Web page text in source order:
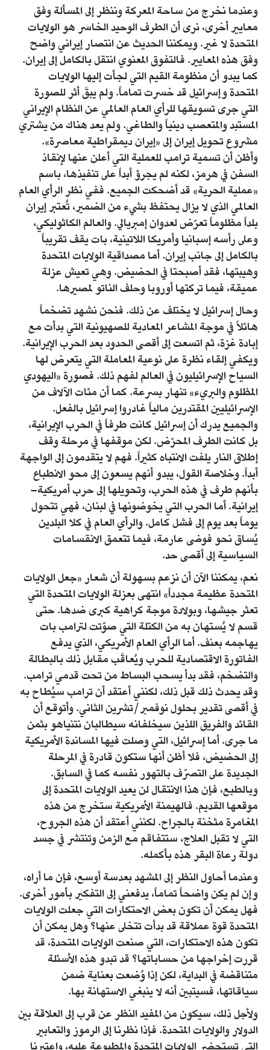
وعندما نخرج من ساحة المعركة وننظر إلى المسألة وفق
معايير أخرى، نرى أن الطرف الوحيد الخاسر هو الولايات
المتحدة لا غير. ويمكننا الحديث عن انتصار إيراني واضح
وفق هذه المعايير. فالتفوق المعنوي انتقل بالكامل إلى إيران.
كما يبدو أن منظومة القيم التي لجأت إليها الولايات
المتحدة وإسرائيل قد خسرت تماماً. ولم يبقَ أثر للصورة
التي جرى تسويقها للرأي العام العالمي عن النظام الإيراني
المستبد والمتعصب دينياً والطاغي. ولم يعد هناك من يشتري
مشروع تحويل إيران إلى «إيران ديمقراطية معاصرة».
وأظن أن تسمية ترامب للعملية التي أعلن عنها لإنقاذ
السفن في هرمز، لكنه لم يجرؤ أبداً على تنفيذها، باسم
«عملية الحرية» قد أضحكت الجميع. ففي نظر الرأي العام
العالمي الذي لا يزال يحتفظ بشيء من الضمير، تُعتبر إيران
بلداً مظلوماً تعرّض لعدوان إمبريالي. والعالم الكاثوليكي،
وعلى رأسه إسبانيا وأمريكا اللاتينية، بات يقف تقريباً
بالكامل إلى جانب إيران. أما مصداقية الولايات المتحدة
وهيبتها، فقد أصبحتا في الحضيض. وهي تعيش عزلة
عميقة، فيما تركتها أوروبا وحلف الناتو لمصيرها.
وحال إسرائيل لا يختلف عن ذلك. فنحن نشهد تضخماً
هائلاً في موجة المشاعر المعادية للصهيونية التي بدأت مع
إبادة غزة، ثم اتسعت إلى أقصى الحدود بعد الحرب الإيرانية.
ويكفي إلقاء نظرة على نوعية المعاملة التي يتعرض لها
السياح الإسرائيليون في العالم لفهم ذلك. فصورة «اليهودي
المظلوم والبريء» تنهار بسرعة. كما أن مئات الآلاف من
الإسرائيليين المقتدرين مالياً غادروا إسرائيل بالفعل.
والجميع يدرك أن إسرائيل كانت طرفاً في الحرب الإيرانية،
بل كانت الطرف المحرّض. لكن موقفها في مرحلة وقف
إطلاق النار يلفت الانتباه كثيراً. فهم لا يتقدمون إلى الواجهة
أبداً. وخلاصة القول، يبدو أنهم يسعون إلى محو الانطباع
بأنهم طرف في هذه الحرب، وتحويلها إلى حرب أمريكية–
إيرانية. أما الحرب التي يخوضونها في لبنان، فهي تتحول
يوماً بعد يوم إلى فشل كامل. والرأي العام في كلا البلدين
يُساق نحو فوضى عارمة، فيما تتعمق الانقسامات
السياسية إلى أقصى حد.
نعم، يمكننا الآن أن نزعم بسهولة أن شعار «جعل الولايات
المتحدة عظيمة مجدداً» انتهى بعزلة الولايات المتحدة التي
تعثر جيشها، وبولادة موجة كراهية كبرى ضدها. حتى
قسم لا يُستهان به من الكتلة التي صوّتت لترامب بات
يهاجمه بعنف. أما الرأي العام الأمريكي، الذي يدفع
الفاتورة الاقتصادية للحرب ويُعاقَب مقابل ذلك بالبطالة
والتضخم، فقد بدأ يسحب البساط من تحت قدمي ترامب.
وقد يحدث ذلك قبل ذلك، لكنني أعتقد أن ترامب سيُطاح به
في أقصى تقدير بحلول نوفمبر/تشرين الثاني. وأتوقع أن
القائد والفريق اللذين سيخلفانه سيطالبان نتنياهو بثمن
ما جرى. أما إسرائيل، التي وصلت فيها المساندة الأمريكية
إلى الحضيض، فلا أظن أنها ستكون قادرة في المرحلة
الجديدة على التصرّف بالتهور نفسه كما في السابق.
وبالطبع، فإن هذا الانتقال لن يعيد الولايات المتحدة إلى
موقعها القديم. فالهيمنة الأمريكية ستخرج من هذه
المغامرة مثخنة بالجراح. لكنني أعتقد أن هذه الجروح،
التي لا تقبل العلاج، ستتفاقم مع الزمن وتنتشر في جسد
دولة رعاة البقر هذه بأكمله.
وعندما أحاول النظر إلى المشهد بعدسة أوسع، فإن ما أراه،
وإن لم يكن واضحاً تماماً، يدفعني إلى التفكير بأمور أخرى.
فهل يمكن أن تكون بعض الاحتكارات التي جعلت الولايات
المتحدة قوة عملاقة قد بدأت تتخلى عنها؟ وهل يمكن أن
تكون هذه الاحتكارات، التي صنعت الولايات المتحدة، قد
قررت إخراجها من حساباتها؟ قد تبدو هذه الأسئلة
متناقضة في البداية، لكن إذا وُضعت بعناية ضمن
سياقاتها، فسيتبين أنه لا ينبغي الاستهانة بها.
ولأجل ذلك، سيكون من المفيد النظر عن قرب إلى العلاقة بين
الدولار والولايات المتحدة. فإذا نظرنا إلى الرموز والتعابير